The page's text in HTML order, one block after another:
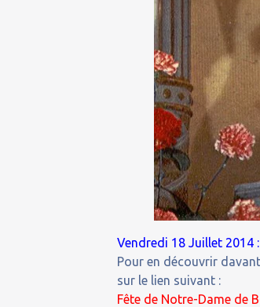
Vendredi 18 Juillet 2014
Pour en découvrir
sur le lien suivant :
Fête de Notre-Dame de